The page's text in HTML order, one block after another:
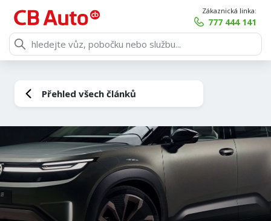
Zákaznická linka:
777 444 141
Přehled všech článků